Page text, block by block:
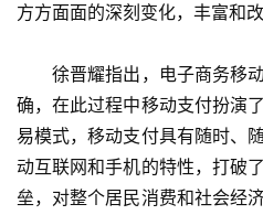
方方面面的深刻变化，丰富和
徐晋耀指出，电子商务移动
确，在此过程中移动支付扮演
易模式，移动支付具有随时、
动互联网和手机的特性，打破
垒，对整个居民消费和社会经